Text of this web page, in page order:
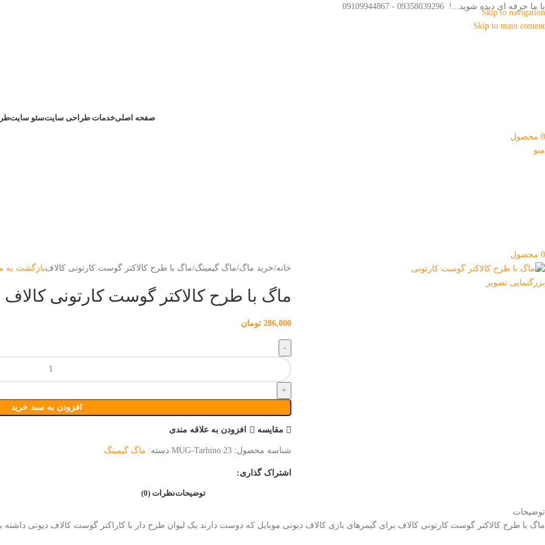
Skip to navigation
Skip to main content
با ما حرفه ای دیده شوید...! 09358039296 - 09109944867
صفحه اصلیخدمات طراحی سایتسئو سایت
0 محصول
منو
0 محصول
بزرگنمایی تصویر
خانه خرید ماگ ماگ گیمینگ ماگ با طرح کالاکتر گوست کارتونی کالافبازگشت به
ماگ با طرح کالاکتر گوست کارتونی کالاف
286,000 تومان
افزودن به سبد خرید
مقایسه افزودن به علاقه مندی
شناسه محصول:MUG-Tarhino 23 دسته: ماگ گیمینگ
اشتراک گذاری:
توضیحاتنظرات (0)
توضیحات
ماگ با طرح کالاکتر گوست کارتونی کالاف برای گیمرهای بازی کالاف دیوتی موبایل که دوست دارند یک لیوان طرح دار با کاراکتر گوست کالاف دیوتی داشته